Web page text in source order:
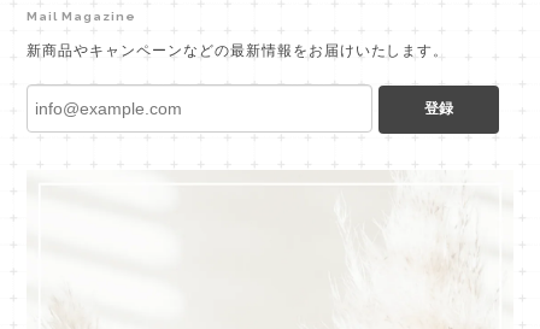
Mail Magazine
新商品やキャンペーンなどの最新情報をお届けいたします。
登録